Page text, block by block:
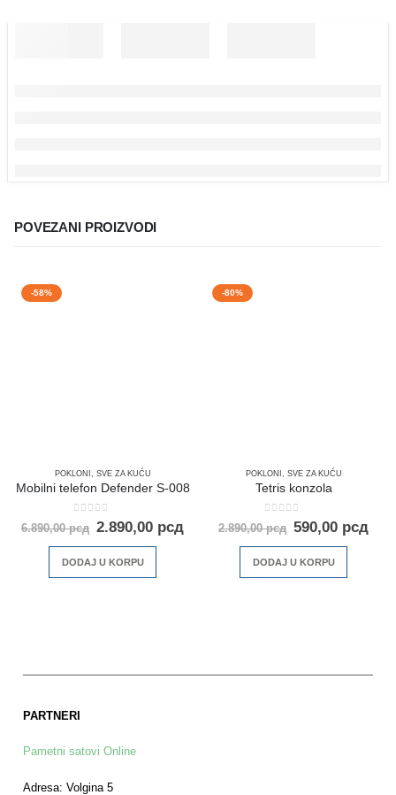
POVEZANI PROIZVODI
-58%
POKLONI , SVE ZA KUĆU
Mobilni telefon Defender S-008
out of 5
6.890,00рсд 2.890,00 рсд
DODAJ U KORPU
-80%
POKLONI , SVE ZA KUĆU
Tetris konzola
out of 5
2.890,00рсд 590,00 рсд
DODAJ U KORPU
PARTNERI
Pametni satovi Online
Adresa: Volgina 5